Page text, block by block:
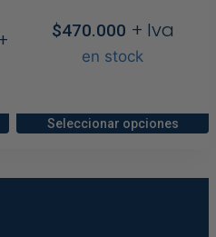
$470.000 + Iva
en stock
Seleccionar opciones